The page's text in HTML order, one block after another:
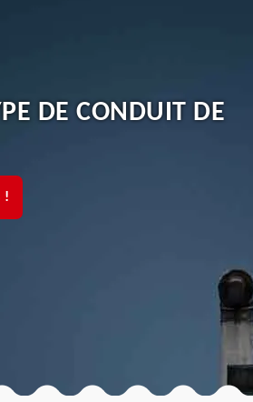
DE CONDUIT DE
!